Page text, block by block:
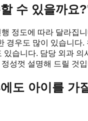
수 있을까요
정도에 따라 달라집
경우도 많이 있습니다.
있습니다. 담당 외과 의
성껏 설명해 드릴 것
도 아이를 가